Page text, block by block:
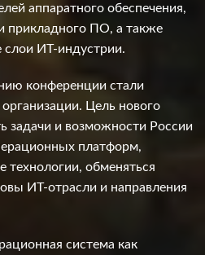
аппаратного обеспечения,
прикладного ПО, а также
слои ИТ-индустрии.
конференции стали
Цель нового
задачи и возможности России
платформ,
технологии, обменяться
ИТ-отрасли и направления
система как